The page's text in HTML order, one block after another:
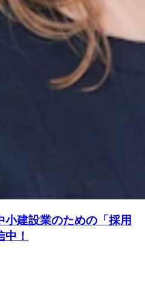
小建設業のための「採用
！